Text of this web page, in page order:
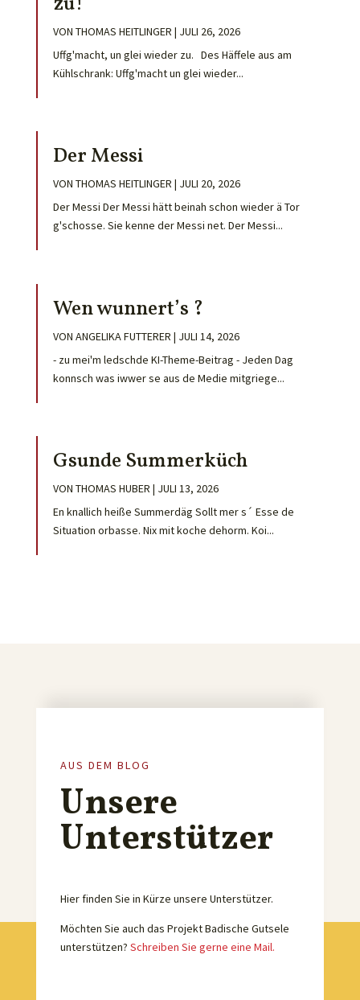
VON THOMAS HEITLINGER | JULI 26, 2026
Uffg'macht, un glei wieder zu. Des Häffele aus am
Kühlschrank: Uffg'macht un glei wieder...
Der Messi
VON THOMAS HEITLINGER | JULI 20, 2026
Der Messi Der Messi hätt beinah schon wieder ä Tor
g'schosse. Sie kenne der Messi net. Der Messi...
Wen wunnert’s ?
VON ANGELIKA FUTTERER | JULI 14, 2026
- zu mei'm ledschde KI-Theme-Beitrag - Jeden Dag
konnsch was iwwer se aus de Medie mitgriege...
Gsunde Summerküch
VON THOMAS HUBER | JULI 13, 2026
En knallich heiße Summerdäg Sollt mer s´ Esse de
Situation orbasse. Nix mit koche dehorm. Koi...
AUS DEM BLOG
Unsere
Unterstützer
Hier finden Sie in Kürze unsere Unterstützer.
Möchten Sie auch das Projekt Badische Gutsele
unterstützen? Schreiben Sie gerne eine Mail.